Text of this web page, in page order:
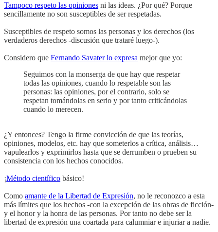
Tampoco respeto las opiniones ni las ideas. ¿Por qué? Porque
sencillamente no son susceptibles de ser respetadas.
Susceptibles de respeto somos las personas y los derechos (los
verdaderos derechos -discusión que trataré luego-).
Considero que Fernando Savater lo expresa mejor que yo:
Seguimos con la monserga de que hay que respetar
todas las opiniones, cuando lo respetable son las
personas: las opiniones, por el contrario, solo se
respetan tomándolas en serio y por tanto criticándolas
cuando lo merecen.
¿Y entonces? Tengo la firme convicción de que las teorías,
opiniones, modelos, etc. hay que someterlos a crítica, análisis…
vapulearlos y exprimirlos hasta que se derrumben o prueben su
consistencia con los hechos conocidos.
¡Método científico básico!
Como amante de la Libertad de Expresión, no le reconozco a esta
más límites que los hechos -con la excepción de las obras de ficción-
y el honor y la honra de las personas. Por tanto no debe ser la
libertad de expresión una coartada para calumniar e injuriar a nadie.